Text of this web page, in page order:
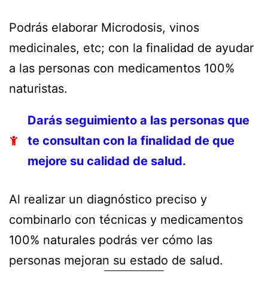
Podrás elaborar Microdosis, vinos
medicinales, etc; con la finalidad de ayudar
a las personas con medicamentos 100%
naturistas.
Darás seguimiento a las personas que
te consultan con la finalidad de que
mejore su calidad de salud.
Al realizar un diagnóstico preciso y
combinarlo con técnicas y medicamentos
100% naturales podrás ver cómo las
personas mejoran su estado de salud.